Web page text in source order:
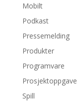
Mobilt
Podkast
Pressemelding
Produkter
Programvare
Prosjektoppgave
Spill